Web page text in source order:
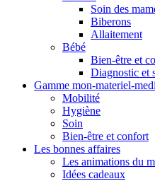
Soin des
Biberons
Allaitement
Bébé
Bien-être et
Diagnostic et
Gamme mon-materiel-
Mobilité
Hygiène
Soin
Bien-être et confort
Les bonnes affaires
Les animations du
Idées cadeaux